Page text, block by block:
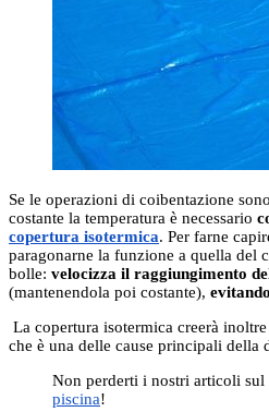
Se le operazioni di coibentazione
costante la temperatura è necessario
copertura isotermica. Per farne
paragonarne la funzione a quella del
bolle: velocizza il raggiungimento
(mantenendola poi costante),
La copertura isotermica creerà inoltre
che è una delle cause principali della
Non perderti i nostri articoli sul
piscina!